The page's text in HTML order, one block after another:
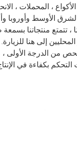
الأكواع ، المحملات ،
الأوسط وأوروبا
خبرة 30 عامًا ، تتمتع
إلى هنا للزيارة.
من الدرجة الأولى ،